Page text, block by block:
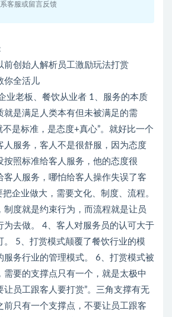
客服或留言反馈
前创始人解析员工激励玩法打赏
你全活儿
业老板、餐饮从业者 1、服务的本质
就是满足人类本有但未被满足的需
是标准，是态度+真心”。就好比一个
人服务，客人不是很舒服，因为态度
按照标准给客人服务，他的态度很
客人服务，哪怕给客人操作失误了客
企业做大，需要文化、制度、流程。
制度就是约束行为，而流程就是让员
为去做。 4、客人对服务员的认可大于
。 5、打赏模式颠覆了餐饮行业的模
服务行业的管理模式。 6、打赏模式被
需要的支撑点只有一个，就是太极中
让员工跟客人要打赏”。三角支撑有无
前只有一个支撑点，不要让员工跟客